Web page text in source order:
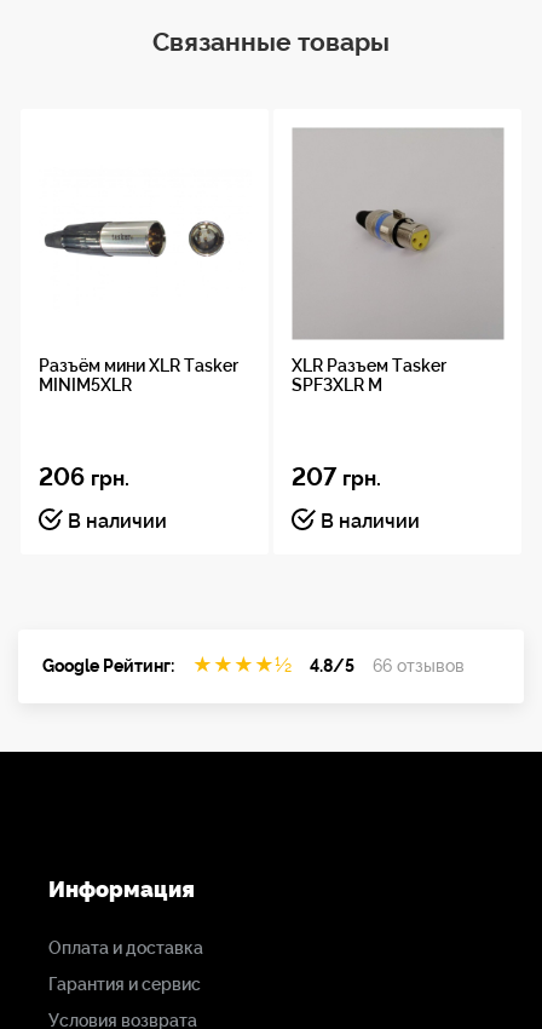
Производитель
Связанные товары
Разъём мини XLR Tasker
MINIM5XLR
206 грн.
В наличии
XLR Разъем Tasker
SPF3XLR M
207 грн.
В наличии
Google Рейтинг: ★ ★ ★ ★½ 4.8/5 66 отзывов
Информация
Оплата и доставка
Гарантия и сервис
Условия возврата